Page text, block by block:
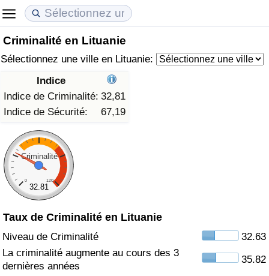
Criminalité en Lituanie
Sélectionnez une ville en Lituanie:
Indice
Indice de Criminalité: 32,81
Indice de Sécurité:
67,19
Criminalité
0 120
32.81
Taux de Criminalité en Lituanie
Niveau de Criminalité
32.63
La criminalité augmente au cours des 3
dernières années
35.82
Coût de la vie
Indice du Coût de la Vie (Actuel)
Indice du Coût de la Vie
Indice du coût de la vie par pays
à Akaba
Prix de l'immobilier
Indice des Prix de l'immobilier (Actuel)
Indice des Prix de l'immobilier
Indice des Prix de l'immobilier par Pays
Qualité de Vie
Indice de Qualité de Vie
Indice de Qualité de Vie (Actuel)
Indice de qualité de vie par pays
Criminalité
Indice de Criminalité (Actuel)
Indice de criminalité par pays